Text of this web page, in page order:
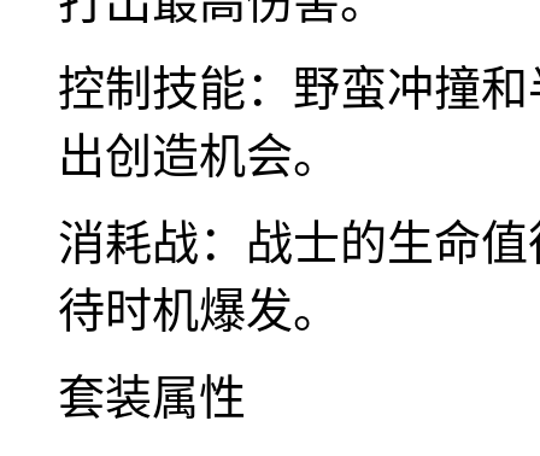
控制技能：野蛮冲撞
出创造机会。
消耗战：战士的生命
待时机爆发。
套装属性